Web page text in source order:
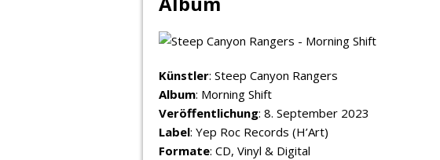
Künstler: Steep Canyon Rangers
Album: Morning Shift
Veröffentlichung: 8. September 2023
Label: Yep Roc Records (H’Art)
Formate: CD, Vinyl & Digital